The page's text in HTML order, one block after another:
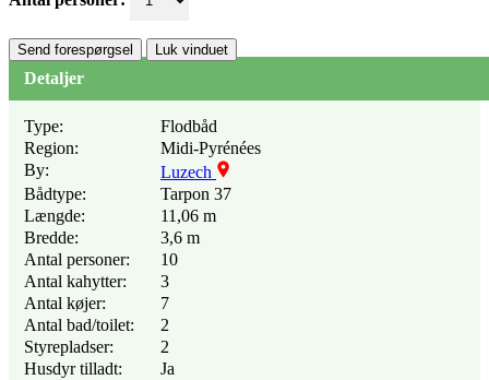
Send forespørgsel Luk vinduet
Detaljer
Type:
Flodbåd
Region:
Midi-Pyrénées
By:
Luzech
Bådtype:
Tarpon 37
Længde:
11,06 m
Bredde:
3,6 m
Antal personer:
10
Antal kahytter:
3
Antal køjer:
7
Antal bad/toilet:
2
Styrepladser:
2
Husdyr tilladt:
Ja